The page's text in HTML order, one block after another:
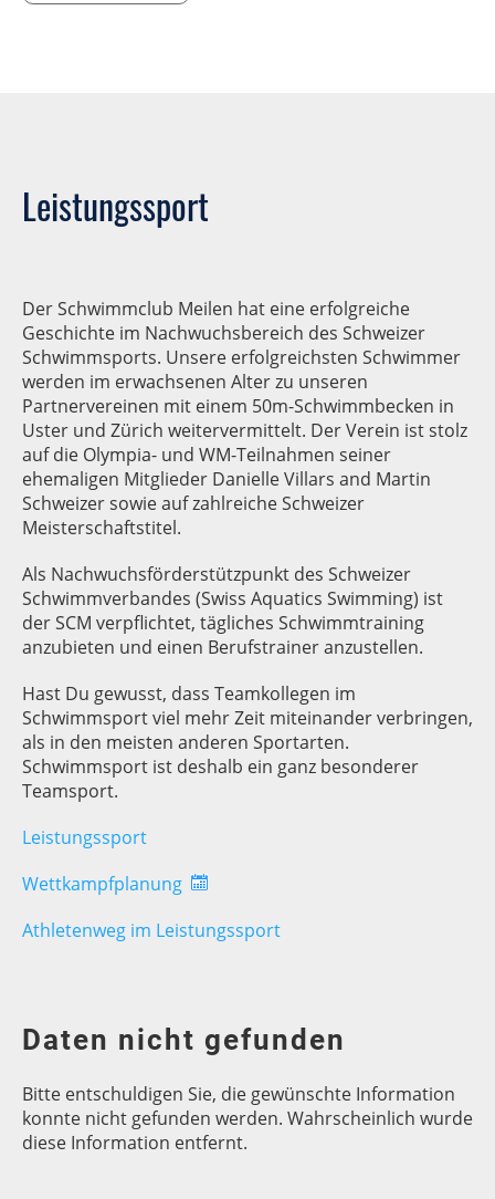
Leistungssport
Der Schwimmclub Meilen hat eine erfolgreiche
Geschichte im Nachwuchsbereich des Schweizer
Schwimmsports. Unsere erfolgreichsten Schwimmer
werden im erwachsenen Alter zu unseren
Partnervereinen mit einem 50m-Schwimmbecken in
Uster und Zürich weitervermittelt. Der Verein ist stolz
auf die Olympia- und WM-Teilnahmen seiner
ehemaligen Mitglieder Danielle Villars and Martin
Schweizer sowie auf zahlreiche Schweizer
Meisterschaftstitel.
Als Nachwuchsförderstützpunkt des Schweizer
Schwimmverbandes (Swiss Aquatics Swimming) ist
der SCM verpflichtet, tägliches Schwimmtraining
anzubieten und einen Berufstrainer anzustellen.
Hast Du gewusst, dass Teamkollegen im
Schwimmsport viel mehr Zeit miteinander verbringen,
als in den meisten anderen Sportarten.
Schwimmsport ist deshalb ein ganz besonderer
Teamsport.
Leistungssport
Wettkampfplanung
Athletenweg im Leistungssport
Daten nicht gefunden
Bitte entschuldigen Sie, die gewünschte Information
konnte nicht gefunden werden. Wahrscheinlich wurde
diese Information entfernt.